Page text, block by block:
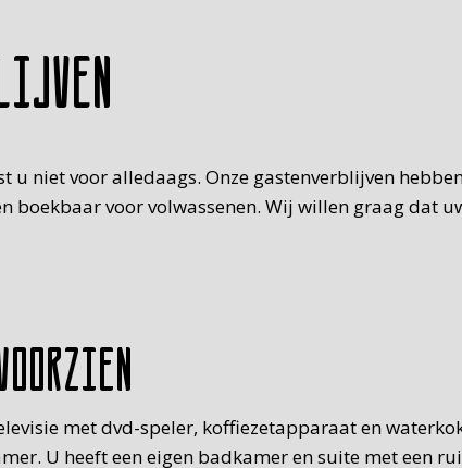
u niet voor alledaags. Onze gastenverblijven
boekbaar voor volwassenen. Wij willen graag
met dvd-speler, koffiezetapparaat en
U heeft een eigen badkamer en suite met een